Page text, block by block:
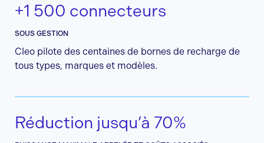
+1 500 connecteurs
SOUS GESTION
Cleo pilote des centaines de bornes de recharge de
tous types, marques et modèles.
Réduction jusqu’à 70%